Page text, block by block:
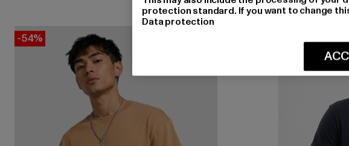
-54% -53%
protection standard. If you want to change
Data protection